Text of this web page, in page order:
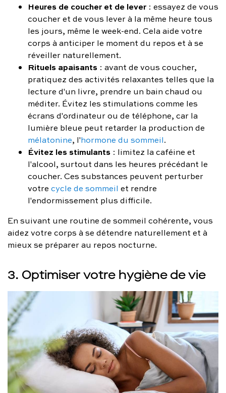
Heures de coucher et de lever : essayez de vous
coucher et de vous lever à la même heure tous
les jours, même le week-end. Cela aide votre
corps à anticiper le moment du repos et à se
réveiller naturellement.
Rituels apaisants : avant de vous coucher,
pratiquez des activités relaxantes telles que la
lecture d'un livre, prendre un bain chaud ou
méditer. Évitez les stimulations comme les
écrans d'ordinateur ou de téléphone, car la
lumière bleue peut retarder la production de
mélatonine, l'hormone du sommeil.
Évitez les stimulants : limitez la caféine et
l'alcool, surtout dans les heures précédant le
coucher. Ces substances peuvent perturber
votre cycle de sommeil et rendre
l'endormissement plus difficile.
En suivant une routine de sommeil cohérente, vous
aidez votre corps à se détendre naturellement et à
mieux se préparer au repos nocturne.
3. Optimiser votre hygiène de vie